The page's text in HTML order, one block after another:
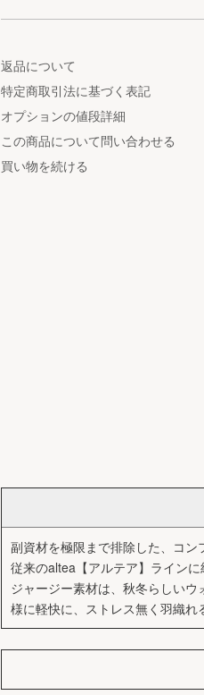
返品について
特定商取引法に基づく表記
オプションの値段詳細
この商品について問い合わせる
買い物を続ける
副資材を極限まで排除した、コ
従来のaltea【アルテア】ライン
ジャージー素材は、秋冬らしい
様に軽快に、ストレス無く羽織